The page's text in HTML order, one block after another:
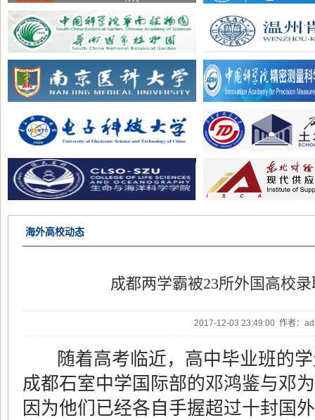
海外高校动态
成都两学霸被23所外国高校
2017-12-03 23:49:00 作者：
随着高考临近，高中毕业班的学
成都石室中学国际部的邓鸿鉴与邓
因为他们已经各自手握超过十封国